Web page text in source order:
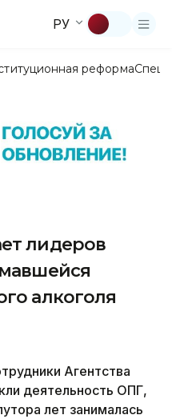
РУ
реформа
лидеров
алкоголя
Агентства
деятельность ОПГ,
лет занималась